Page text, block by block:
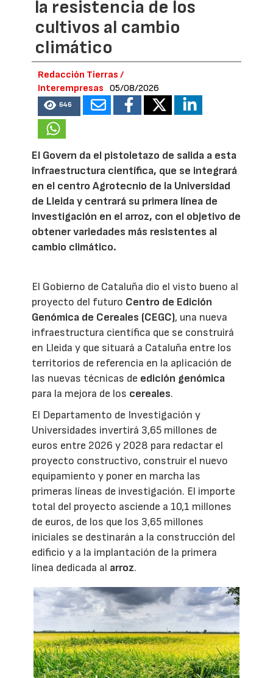
la resistencia de los
cultivos al cambio
climático
Redacción Tierras /
Interempresas
05/08/2026
646
El Govern da el pistoletazo de salida a esta
infraestructura científica, que se integrará
en el centro Agrotecnio de la Universidad
de Lleida y centrará su primera línea de
investigación en el arroz, con el objetivo de
obtener variedades más resistentes al
cambio climático.
El Gobierno de Cataluña dio el visto bueno al
proyecto del futuro Centro de Edición
Genómica de Cereales (CEGC), una nueva
infraestructura científica que se construirá
en Lleida y que situará a Cataluña entre los
territorios de referencia en la aplicación de
las nuevas técnicas de edición genómica
para la mejora de los cereales.
El Departamento de Investigación y
Universidades invertirá 3,65 millones de
euros entre 2026 y 2028 para redactar el
proyecto constructivo, construir el nuevo
equipamiento y poner en marcha las
primeras líneas de investigación. El importe
total del proyecto asciende a 10,1 millones
de euros, de los que los 3,65 millones
iniciales se destinarán a la construcción del
edificio y a la implantación de la primera
línea dedicada al arroz.